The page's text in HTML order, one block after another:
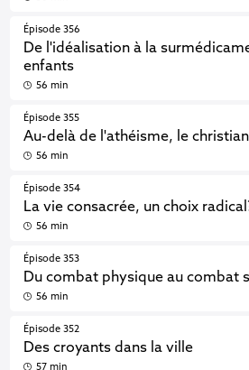
Épisode 356
De l'idéalisation à la
enfants
56 min
Épisode 355
Au-delà de l'athéisme, le
56 min
Épisode 354
La vie consacrée, un choix
56 min
Épisode 353
Du combat physique au combat
56 min
Épisode 352
Des croyants dans la ville
57 min